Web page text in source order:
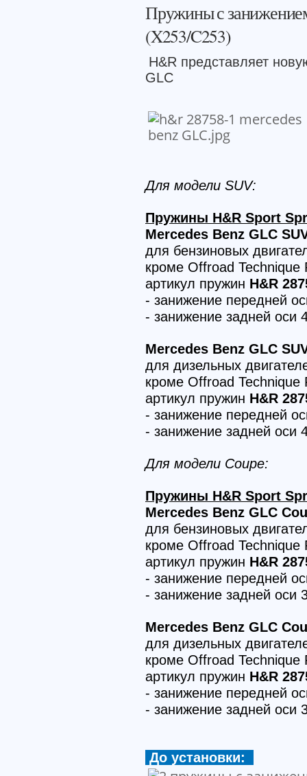
Пружины с
(X253/C253)
H&R представляет
GLC
Для модели SUV:
Пружины H&R Sport
Mercedes Benz GLC
для бензиновых
кроме Offroad Technique
артикул пружин H&R
- занижение передней
- занижение задней оси
Mercedes Benz GLC
для дизельных
кроме Offroad Technique
артикул пружин H&R
- занижение передней
- занижение задней оси
Для модели Coupe:
Пружины H&R Sport
Mercedes Benz GLC
для бензиновых
кроме Offroad Technique
артикул пружин H&R
- занижение передней
- занижение задней оси
Mercedes Benz GLC
для дизельных
кроме Offroad Technique
артикул пружин H&R
- занижение передней
- занижение задней оси
До установки: